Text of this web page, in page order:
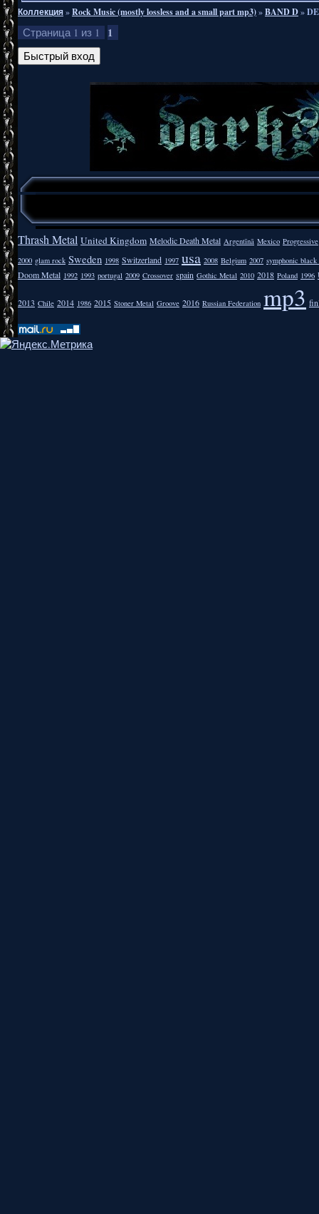
Коллекция»Rock Music (mostly lossless and a small part mp3)»BAND D»
Страница 1 из 1 1
Thrash Metal United Kingdom Melodic Death Metal Argentīnā Mexico Progressive
2000 glam rock Sweden 1998 Switzerland 1997 usa 2008 Belgium 2007 symphonic
Doom Metal 1992 1993 portugal 2009 Crossover spain Gothic Metal 2010 2018 Poland 1996
2013 Chile 2014 1986 2015 Stoner Metal Groove 2016 Russian Federation mp3